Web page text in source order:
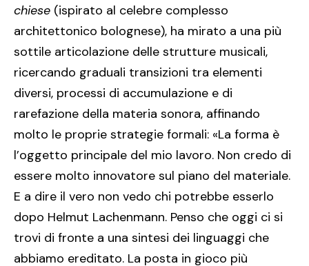
chiese (ispirato al celebre complesso
architettonico bolognese), ha mirato a una più
sottile articolazione delle strutture musicali,
ricercando graduali transizioni tra elementi
diversi, processi di accumulazione e di
rarefazione della materia sonora, affinando
molto le proprie strategie formali: «La forma è
l’oggetto principale del mio lavoro. Non credo di
essere molto innovatore sul piano del materiale.
E a dire il vero non vedo chi potrebbe esserlo
dopo Helmut Lachenmann. Penso che oggi ci si
trovi di fronte a una sintesi dei linguaggi che
abbiamo ereditato. La posta in gioco più